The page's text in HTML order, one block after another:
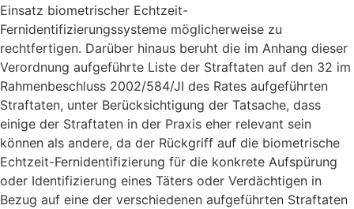
Einsatz biometrischer Echtzeit-
Fernidentifizierungssysteme möglicherweise zu
rechtfertigen. Darüber hinaus beruht die im Anhang dieser
Verordnung aufgeführte Liste der Straftaten auf den 32 im
Rahmenbeschluss 2002/584/JI des Rates aufgeführten
Straftaten, unter Berücksichtigung der Tatsache, dass
einige der Straftaten in der Praxis eher relevant sein
können als andere, da der Rückgriff auf die biometrische
Echtzeit-Fernidentifizierung für die konkrete Aufspürung
oder Identifizierung eines Täters oder Verdächtigen in
Bezug auf eine der verschiedenen aufgeführten Straftaten